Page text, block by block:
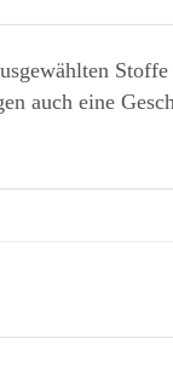
auch eine